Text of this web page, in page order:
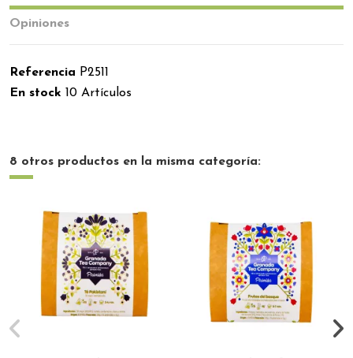
Opiniones
Referencia P2511
En stock 10 Artículos
8 otros productos en la misma categoría: